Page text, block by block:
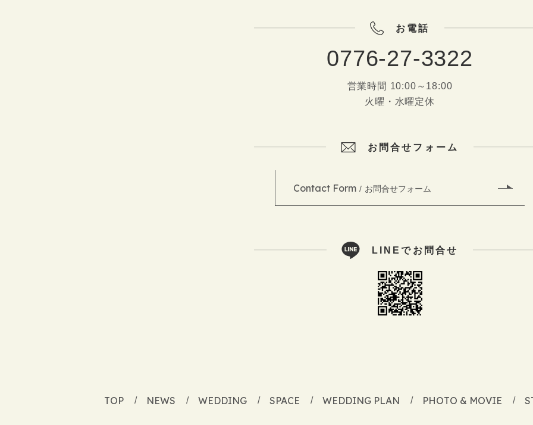
お電話
0776-27-3322
営業時間 10:00～18:00
火曜・水曜定休
お問合せフォーム
Contact Form お問合せフォーム
LINEでお問合せ
TOP NEWS WEDDING SPACE WEDDING PLAN PHOTO & MOVIE